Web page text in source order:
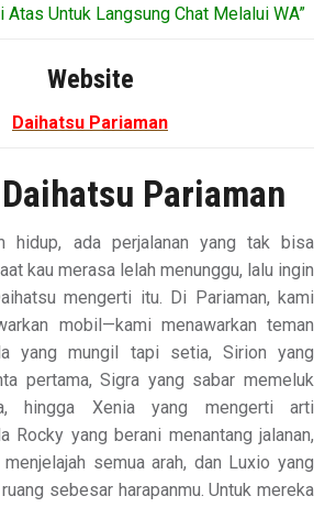
Atas Untuk Langsung Chat Melalui WA”
Website
Daihatsu Pariaman
Pariaman
hidup, ada perjalanan yang tak bisa
kau merasa lelah menunggu, lalu ingin
mengerti itu. Di Pariaman, kami
mobil—kami menawarkan teman
yang mungil tapi setia, Sirion yang
pertama, Sigra yang sabar memeluk
hingga Xenia yang mengerti arti
Rocky yang berani menantang jalanan,
semua arah, dan Luxio yang
sebesar harapanmu. Untuk mereka